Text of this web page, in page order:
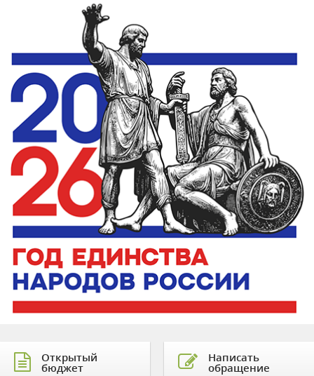
Открытый
бюджет
Написать
обращение